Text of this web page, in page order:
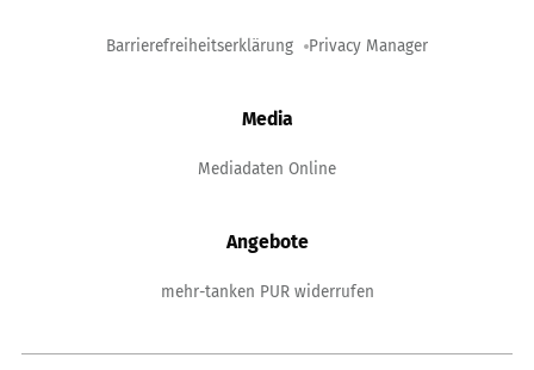
Barrierefreiheitserklärung Privacy Manager
Media
Mediadaten Online
Angebote
mehr-tanken PUR widerrufen